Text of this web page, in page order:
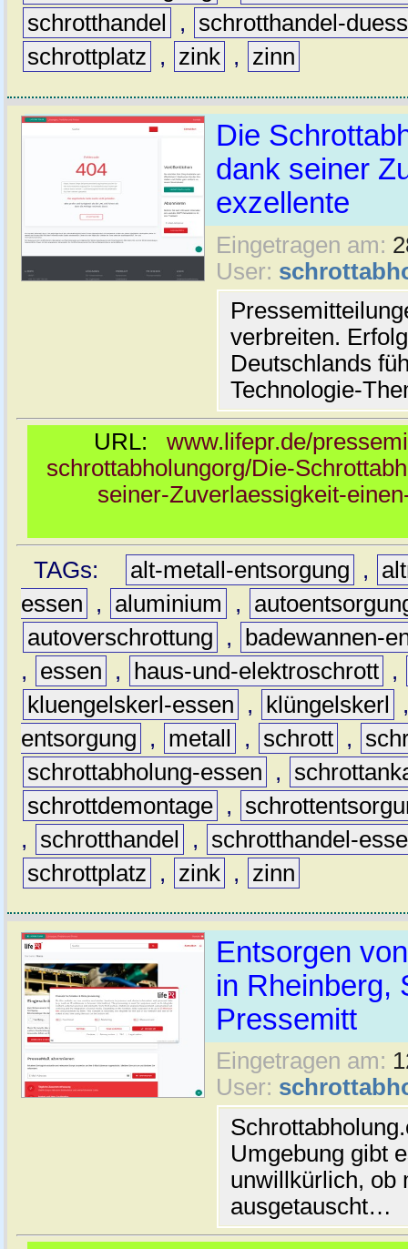
schrotthandel
,
schrotthandel-
schrottplatz
, zink , zinn
Die
dank seiner
exzellente
Eingetragen am:
User:
verbreiten.
Deutschlands
Technologie-
URL: www.lifepr.de/
schrottabholungorg/Die-
seiner-Zuverlaessigkeit-
TAGs: alt-metall-entsorgung ,
essen
, aluminium ,
autoverschrottung
,
badewannen-
,
essen , haus-und-elektroschrott ,
kluengelskerl-essen
, klüngelskerl
entsorgung
, metall , schrott ,
schrottabholung-essen
,
schrottdemontage ,
,
schrotthandel ,
schrotthandel-
schrottplatz
, zink , zinn
Entsorgen
in Rheinberg,
Pressemitt
Eingetragen am:
User:
Umgebung gibt
unwillkürlich, ob
ausgetauscht…